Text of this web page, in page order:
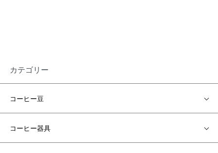
カテゴリー
コーヒー豆
コーヒー器具